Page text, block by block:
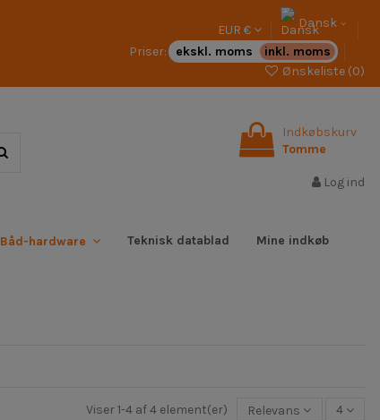
EUR €
Dansk
Priser:
ekskl. moms
inkl. moms
Ønskeliste (0)
Indkøbskurv
Tomme
Log ind
Båd-hardware Teknisk datablad Mine indkøb
Viser 1-4 af 4 element(er) Relevans 4